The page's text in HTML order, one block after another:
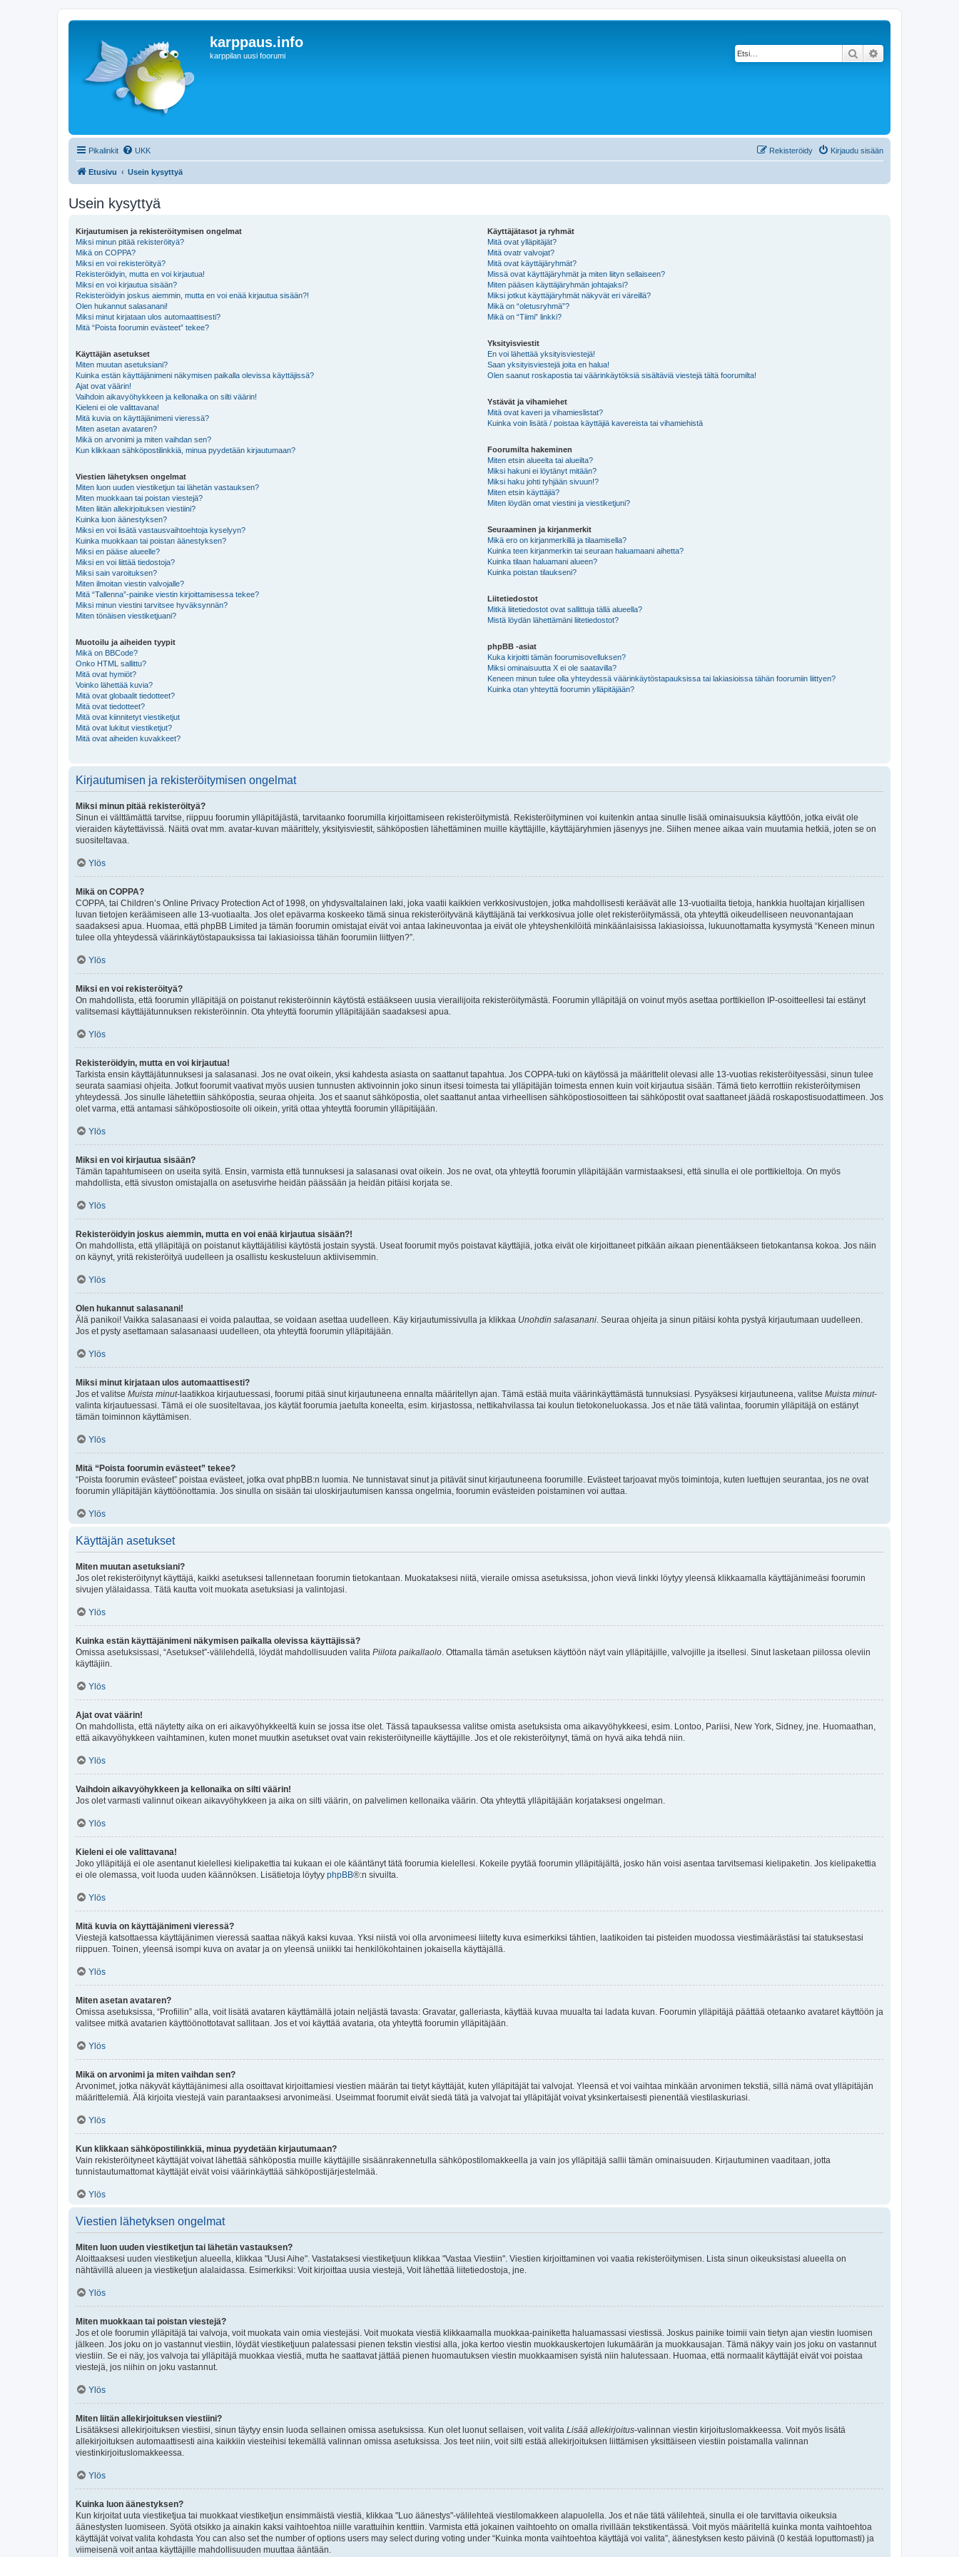
karppaus.info
karppilan uusi foorumi Etsi
Pikalinkit UKK Kirjaudu sisään
Rekisteröidy
Etusivu Usein kysyttyä
Usein kysyttyä
Kirjautumisen ja rekisteröitymisen ongelmat
Miksi minun pitää rekisteröityä?
Mikä on COPPA?
Miksi en voi rekisteröityä?
Rekisteröidyin, mutta en voi kirjautua!
Miksi en voi kirjautua sisään?
Rekisteröidyin joskus aiemmin, mutta en voi enää kirjautua sisään?!
Olen hukannut salasanani!
Miksi minut kirjataan ulos automaattisesti?
Mitä “Poista foorumin evästeet” tekee?
Käyttäjän asetukset
Miten muutan asetuksiani?
Kuinka estän käyttäjänimeni näkymisen paikalla olevissa käyttäjissä?
Ajat ovat väärin!
Vaihdoin aikavyöhykkeen ja kellonaika on silti väärin!
Kieleni ei ole valittavana!
Mitä kuvia on käyttäjänimeni vieressä?
Miten asetan avataren?
Mikä on arvonimi ja miten vaihdan sen?
Kun klikkaan sähköpostilinkkiä, minua pyydetään kirjautumaan?
Viestien lähetyksen ongelmat
Miten luon uuden viestiketjun tai lähetän vastauksen?
Miten muokkaan tai poistan viestejä?
Miten liitän allekirjoituksen viestiini?
Kuinka luon äänestyksen?
Miksi en voi lisätä vastausvaihtoehtoja kyselyyn?
Kuinka muokkaan tai poistan äänestyksen?
Miksi en pääse alueelle?
Miksi en voi liittää tiedostoja?
Miksi sain varoituksen?
Miten ilmoitan viestin valvojalle?
Mitä “Tallenna”-painike viestin kirjoittamisessa tekee?
Miksi minun viestini tarvitsee hyväksynnän?
Miten tönäisen viestiketjuani?
Muotoilu ja aiheiden tyypit
Mikä on BBCode?
Onko HTML sallittu?
Mitä ovat hymiöt?
Voinko lähettää kuvia?
Mitä ovat globaalit tiedotteet?
Mitä ovat tiedotteet?
Mitä ovat kiinnitetyt viestiketjut
Mitä ovat lukitut viestiketjut?
Mitä ovat aiheiden kuvakkeet?
Käyttäjätasot ja ryhmät
Mitä ovat ylläpitäjät?
Mitä ovatr valvojat?
Mitä ovat käyttäjäryhmät?
Missä ovat käyttäjäryhmät ja miten liityn sellaiseen?
Miten pääsen käyttäjäryhmän johtajaksi?
Miksi jotkut käyttäjäryhmät näkyvät eri väreillä?
Mikä on “oletusryhmä”?
Mikä on “Tiimi” linkki?
Yksityisviestit
En voi lähettää yksityisviestejä!
Saan yksityisviestejä joita en halua!
Olen saanut roskapostia tai väärinkäytöksiä sisältäviä viestejä tältä foorumilta!
Ystävät ja vihamiehet
Mitä ovat kaveri ja vihamieslistat?
Kuinka voin lisätä / poistaa käyttäjiä kavereista tai vihamiehistä
Foorumilta hakeminen
Miten etsin alueelta tai alueilta?
Miksi hakuni ei löytänyt mitään?
Miksi haku johti tyhjään sivuun!?
Miten etsin käyttäjiä?
Miten löydän omat viestini ja viestiketjuni?
Seuraaminen ja kirjanmerkit
Mikä ero on kirjanmerkillä ja tilaamisella?
Kuinka teen kirjanmerkin tai seuraan haluamaani aihetta?
Kuinka tilaan haluamani alueen?
Kuinka poistan tilaukseni?
Liitetiedostot
Mitkä liitetiedostot ovat sallittuja tällä alueella?
Mistä löydän lähettämäni liitetiedostot?
phpBB -asiat
Kuka kirjoitti tämän foorumisovelluksen?
Miksi ominaisuutta X ei ole saatavilla?
Keneen minun tulee olla yhteydessä väärinkäytöstapauksissa tai lakiasioissa tähän foorumiin liittyen?
Kuinka otan yhteyttä foorumin ylläpitäjään?
Kirjautumisen ja rekisteröitymisen ongelmat
Miksi minun pitää rekisteröityä?
Sinun ei välttämättä tarvitse, riippuu foorumin ylläpitäjästä, tarvitaanko foorumilla kirjoittamiseen rekisteröitymistä. Rekisteröityminen voi kuitenkin antaa sinulle lisää ominaisuuksia käyttöön, jotka eivät ole
vieraiden käytettävissä. Näitä ovat mm. avatar-kuvan määrittely, yksityisviestit, sähköpostien lähettäminen muille käyttäjille, käyttäjäryhmien jäsenyys jne. Siihen menee aikaa vain muutamia hetkiä, joten se on
suositeltavaa.
Ylös
Mikä on COPPA?
COPPA, tai Children’s Online Privacy Protection Act of 1998, on yhdysvaltalainen laki, joka vaatii kaikkien verkkosivustojen, jotka mahdollisesti keräävät alle 13-vuotiailta tietoja, hankkia huoltajan kirjallisen
luvan tietojen keräämiseen alle 13-vuotiaalta. Jos olet epävarma koskeeko tämä sinua rekisteröityvänä käyttäjänä tai verkkosivua jolle olet rekisteröitymässä, ota yhteyttä oikeudelliseen neuvonantajaan
saadaksesi apua. Huomaa, että phpBB Limited ja tämän foorumin omistajat eivät voi antaa lakineuvontaa ja eivät ole yhteyshenkilöitä minkäänlaisissa lakiasioissa, lukuunottamatta kysymystä “Keneen minun
tulee olla yhteydessä väärinkäytöstapauksissa tai lakiasioissa tähän foorumiin liittyen?”.
Ylös
Miksi en voi rekisteröityä?
On mahdollista, että foorumin ylläpitäjä on poistanut rekisteröinnin käytöstä estääkseen uusia vierailijoita rekisteröitymästä. Foorumin ylläpitäjä on voinut myös asettaa porttikiellon IP-osoitteellesi tai estänyt
valitsemasi käyttäjätunnuksen rekisteröinnin. Ota yhteyttä foorumin ylläpitäjään saadaksesi apua.
Ylös
Rekisteröidyin, mutta en voi kirjautua!
Tarkista ensin käyttäjätunnuksesi ja salasanasi. Jos ne ovat oikein, yksi kahdesta asiasta on saattanut tapahtua. Jos COPPA-tuki on käytössä ja määrittelit olevasi alle 13-vuotias rekisteröityessäsi, sinun tulee
seurata saamiasi ohjeita. Jotkut foorumit vaativat myös uusien tunnusten aktivoinnin joko sinun itsesi toimesta tai ylläpitäjän toimesta ennen kuin voit kirjautua sisään. Tämä tieto kerrottiin rekisteröitymisen
yhteydessä. Jos sinulle lähetettiin sähköpostia, seuraa ohjeita. Jos et saanut sähköpostia, olet saattanut antaa virheellisen sähköpostiosoitteen tai sähköpostit ovat saattaneet jäädä roskapostisuodattimeen. Jos
olet varma, että antamasi sähköpostiosoite oli oikein, yritä ottaa yhteyttä foorumin ylläpitäjään.
Ylös
Miksi en voi kirjautua sisään?
Tämän tapahtumiseen on useita syitä. Ensin, varmista että tunnuksesi ja salasanasi ovat oikein. Jos ne ovat, ota yhteyttä foorumin ylläpitäjään varmistaaksesi, että sinulla ei ole porttikieltoja. On myös
mahdollista, että sivuston omistajalla on asetusvirhe heidän päässään ja heidän pitäisi korjata se.
Ylös
Rekisteröidyin joskus aiemmin, mutta en voi enää kirjautua sisään?!
On mahdollista, että ylläpitäjä on poistanut käyttäjätilisi käytöstä jostain syystä. Useat foorumit myös poistavat käyttäjiä, jotka eivät ole kirjoittaneet pitkään aikaan pienentääkseen tietokantansa kokoa. Jos näin
on käynyt, yritä rekisteröityä uudelleen ja osallistu keskusteluun aktiivisemmin.
Ylös
Olen hukannut salasanani!
Älä panikoi! Vaikka salasanaasi ei voida palauttaa, se voidaan asettaa uudelleen. Käy kirjautumissivulla ja klikkaa Unohdin salasanani. Seuraa ohjeita ja sinun pitäisi kohta pystyä kirjautumaan uudelleen.
Jos et pysty asettamaan salasanaasi uudelleen, ota yhteyttä foorumin ylläpitäjään.
Ylös
Miksi minut kirjataan ulos automaattisesti?
Jos et valitse Muista minut-laatikkoa kirjautuessasi, foorumi pitää sinut kirjautuneena ennalta määritellyn ajan. Tämä estää muita väärinkäyttämästä tunnuksiasi. Pysyäksesi kirjautuneena, valitse Muista minut-
valinta kirjautuessasi. Tämä ei ole suositeltavaa, jos käytät foorumia jaetulta koneelta, esim. kirjastossa, nettikahvilassa tai koulun tietokoneluokassa. Jos et näe tätä valintaa, foorumin ylläpitäjä on estänyt
tämän toiminnon käyttämisen.
Ylös
Mitä “Poista foorumin evästeet” tekee?
“Poista foorumin evästeet” poistaa evästeet, jotka ovat phpBB:n luomia. Ne tunnistavat sinut ja pitävät sinut kirjautuneena foorumille. Evästeet tarjoavat myös toimintoja, kuten luettujen seurantaa, jos ne ovat
foorumin ylläpitäjän käyttöönottamia. Jos sinulla on sisään tai uloskirjautumisen kanssa ongelmia, foorumin evästeiden poistaminen voi auttaa.
Ylös
Käyttäjän asetukset
Miten muutan asetuksiani?
Jos olet rekisteröitynyt käyttäjä, kaikki asetuksesi tallennetaan foorumin tietokantaan. Muokataksesi niitä, vieraile omissa asetuksissa, johon vievä linkki löytyy yleensä klikkaamalla käyttäjänimeäsi foorumin
sivujen ylälaidassa. Tätä kautta voit muokata asetuksiasi ja valintojasi.
Ylös
Kuinka estän käyttäjänimeni näkymisen paikalla olevissa käyttäjissä?
Omissa asetuksissasi, “Asetukset”-välilehdellä, löydät mahdollisuuden valita Piilota paikallaolo. Ottamalla tämän asetuksen käyttöön näyt vain ylläpitäjille, valvojille ja itsellesi. Sinut lasketaan piilossa oleviin
käyttäjiin.
Ylös
Ajat ovat väärin!
On mahdollista, että näytetty aika on eri aikavyöhykkeeltä kuin se jossa itse olet. Tässä tapauksessa valitse omista asetuksista oma aikavyöhykkeesi, esim. Lontoo, Pariisi, New York, Sidney, jne. Huomaathan,
että aikavyöhykkeen vaihtaminen, kuten monet muutkin asetukset ovat vain rekisteröityneille käyttäjille. Jos et ole rekisteröitynyt, tämä on hyvä aika tehdä niin.
Ylös
Vaihdoin aikavyöhykkeen ja kellonaika on silti väärin!
Jos olet varmasti valinnut oikean aikavyöhykkeen ja aika on silti väärin, on palvelimen kellonaika väärin. Ota yhteyttä ylläpitäjään korjataksesi ongelman.
Ylös
Kieleni ei ole valittavana!
Joko ylläpitäjä ei ole asentanut kielellesi kielipakettia tai kukaan ei ole kääntänyt tätä foorumia kielellesi. Kokeile pyytää foorumin ylläpitäjältä, josko hän voisi asentaa tarvitsemasi kielipaketin. Jos kielipakettia
ei ole olemassa, voit luoda uuden käännöksen. Lisätietoja löytyy phpBB®:n sivuilta.
Ylös
Mitä kuvia on käyttäjänimeni vieressä?
Viestejä katsottaessa käyttäjänimen vieressä saattaa näkyä kaksi kuvaa. Yksi niistä voi olla arvonimeesi liitetty kuva esimerkiksi tähtien, laatikoiden tai pisteiden muodossa viestimäärästäsi tai statuksestasi
riippuen. Toinen, yleensä isompi kuva on avatar ja on yleensä uniikki tai henkilökohtainen jokaisella käyttäjällä.
Ylös
Miten asetan avataren?
Omissa asetuksissa, “Profiilin” alla, voit lisätä avataren käyttämällä jotain neljästä tavasta: Gravatar, galleriasta, käyttää kuvaa muualta tai ladata kuvan. Foorumin ylläpitäjä päättää otetaanko avataret käyttöön ja
valitsee mitkä avatarien käyttöönottotavat sallitaan. Jos et voi käyttää avataria, ota yhteyttä foorumin ylläpitäjään.
Ylös
Mikä on arvonimi ja miten vaihdan sen?
Arvonimet, jotka näkyvät käyttäjänimesi alla osoittavat kirjoittamiesi viestien määrän tai tietyt käyttäjät, kuten ylläpitäjät tai valvojat. Yleensä et voi vaihtaa minkään arvonimen tekstiä, sillä nämä ovat ylläpitäjän
määrittelemiä. Älä kirjoita viestejä vain parantaaksesi arvonimeäsi. Useimmat foorumit eivät siedä tätä ja valvojat tai ylläpitäjät voivat yksinkertaisesti pienentää viestilaskuriasi.
Ylös
Kun klikkaan sähköpostilinkkiä, minua pyydetään kirjautumaan?
Vain rekisteröityneet käyttäjät voivat lähettää sähköpostia muille käyttäjille sisäänrakennetulla sähköpostilomakkeella ja vain jos ylläpitäjä sallii tämän ominaisuuden. Kirjautuminen vaaditaan, jotta
tunnistautumattomat käyttäjät eivät voisi väärinkäyttää sähköpostijärjestelmää.
Ylös
Viestien lähetyksen ongelmat
Miten luon uuden viestiketjun tai lähetän vastauksen?
Aloittaaksesi uuden viestiketjun alueella, klikkaa "Uusi Aihe". Vastataksesi viestiketjuun klikkaa "Vastaa Viestiin". Viestien kirjoittaminen voi vaatia rekisteröitymisen. Lista sinun oikeuksistasi alueella on
nähtävillä alueen ja viestiketjun alalaidassa. Esimerkiksi: Voit kirjoittaa uusia viestejä, Voit lähettää liitetiedostoja, jne.
Ylös
Miten muokkaan tai poistan viestejä?
Jos et ole foorumin ylläpitäjä tai valvoja, voit muokata vain omia viestejäsi. Voit muokata viestiä klikkaamalla muokkaa-painiketta haluamassasi viestissä. Joskus painike toimii vain tietyn ajan viestin luomisen
jälkeen. Jos joku on jo vastannut viestiin, löydät viestiketjuun palatessasi pienen tekstin viestisi alla, joka kertoo viestin muokkauskertojen lukumäärän ja muokkausajan. Tämä näkyy vain jos joku on vastannut
viestiin. Se ei näy, jos valvoja tai ylläpitäjä muokkaa viestiä, mutta he saattavat jättää pienen huomautuksen viestin muokkaamisen syistä niin halutessaan. Huomaa, että normaalit käyttäjät eivät voi poistaa
viestejä, jos niihin on joku vastannut.
Ylös
Miten liitän allekirjoituksen viestiini?
Lisätäksesi allekirjoituksen viestiisi, sinun täytyy ensin luoda sellainen omissa asetuksissa. Kun olet luonut sellaisen, voit valita Lisää allekirjoitus-valinnan viestin kirjoituslomakkeessa. Voit myös lisätä
allekirjoituksen automaattisesti aina kaikkiin viesteihisi tekemällä valinnan omissa asetuksissa. Jos teet niin, voit silti estää allekirjoituksen liittämisen yksittäiseen viestiin poistamalla valinnan
viestinkirjoituslomakkeessa.
Ylös
Kuinka luon äänestyksen?
Kun kirjoitat uuta viestiketjua tai muokkaat viestiketjun ensimmäistä viestiä, klikkaa "Luo äänestys"-välilehteä viestilomakkeen alapuolella. Jos et näe tätä välilehteä, sinulla ei ole tarvittavia oikeuksia
äänestysten luomiseen. Syötä otsikko ja ainakin kaksi vaihtoehtoa niille varattuihin kenttiin. Varmista että jokainen vaihtoehto on omalla rivillään tekstikentässä. Voit myös määritellä kuinka monta vaihtoehtoa
käyttäjät voivat valita kohdasta You can also set the number of options users may select during voting under “Kuinka monta vaihtoehtoa käyttäjä voi valita”, äänestyksen kesto päivinä (0 kestää loputtomasti) ja
viimeisenä voit antaa käyttäjille mahdollisuuden muuttaa ääntään.